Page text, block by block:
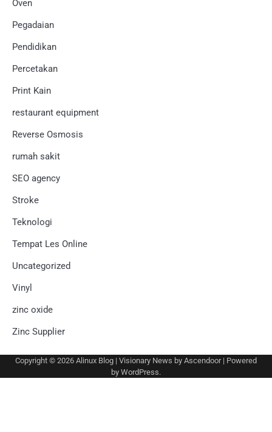
Oven
Pegadaian
Pendidikan
Percetakan
Print Kain
restaurant equipment
Reverse Osmosis
rumah sakit
SEO agency
Stroke
Teknologi
Tempat Les Online
Uncategorized
Vinyl
zinc oxide
Zinc Supplier
Copyright © 2026 Alinux Blog | Visionary News by Ascendoor| Powered
by WordPress.